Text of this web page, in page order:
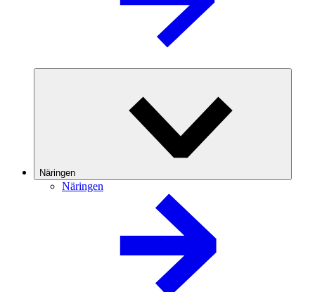
Näringen
Näringen